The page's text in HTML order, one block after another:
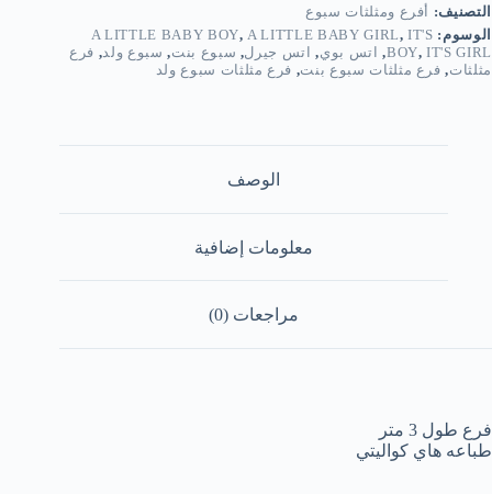
التصنيف: أفرع ومثلثات سبوع
الوسوم:
A LITTLE BABY BOY,A LITTLE BABY GIRL,IT'S
BOY,IT'S GIRL
, اتس بوي, اتس جيرل, سبوع بنت, سبوع ولد, فرع
مثلثات, فرع مثلثات سبوع بنت, فرع مثلثات سبوع ولد
الوصف
معلومات إضافية
مراجعات (0)
فرع طول 3 متر
طباعه هاي كواليتي